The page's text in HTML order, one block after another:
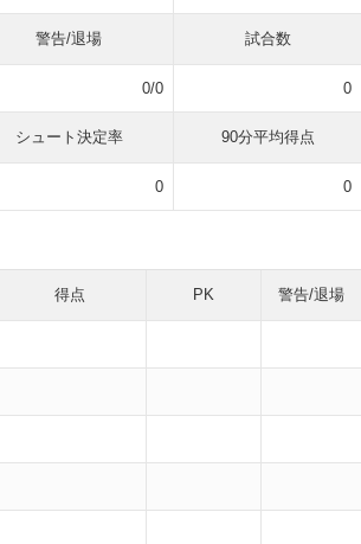
警告/退場 試合数
0/0 0
シュート決定率 90分平均得点
0 0
得点 PK 警告/退場